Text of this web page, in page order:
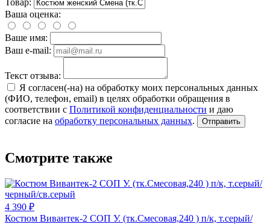
Ваша оценка:
Ваше имя:
Ваш e-mail:
Текст отзыва:
Я согласен(-на) на обработку моих персональных данных
(ФИО, телефон, email) в целях обработки обращения в
соответствии с Политикой конфиденциальности и даю
согласие на обработку персональных данных. Отправить
Смотрите также
4 390 ₽
Костюм Вивантек-2 СОП У. (тк.Смесовая,240 ) п/к, т.серый/